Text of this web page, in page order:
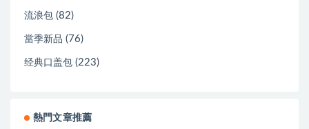
流浪包 (82)
當季新品 (76)
经典口盖包 (223)
熱門文章推薦